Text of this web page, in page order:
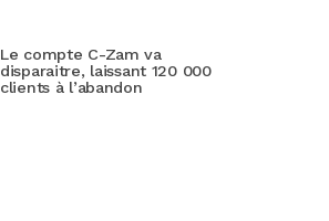
Le compte C-Zam va
disparaitre, laissant 120 000
clients à l’abandon